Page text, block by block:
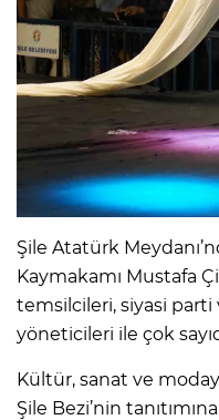
Şile Atatürk
Kaymakamı Mustafa
temsilcileri, siyasi parti
yöneticileri ile çok
Kültür, sanat ve
Şile Bezi’nin